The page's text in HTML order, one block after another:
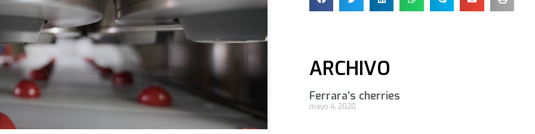
ARCHIVO
Ferrara’s cherries
mayo 4, 2020